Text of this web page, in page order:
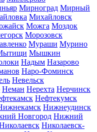
Мирноград Мирный
Михайловск
Можга Моздок
Морозовск
Мураши Мурино
Мышкин
Надым Назарово
Наро-Фоминск
Невельск
Неман Нерехта Нерчинск
Нефтекумск
Нижнеудинск
Новгород Нижний
Николаевск-